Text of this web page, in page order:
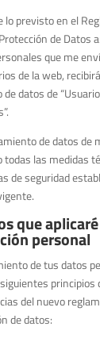
lo previsto en el
de Datos
que me
de la web,
datos de
de datos de
las medidas
de seguridad
que
personal
de tus datos
principios
del nuevo
de datos: